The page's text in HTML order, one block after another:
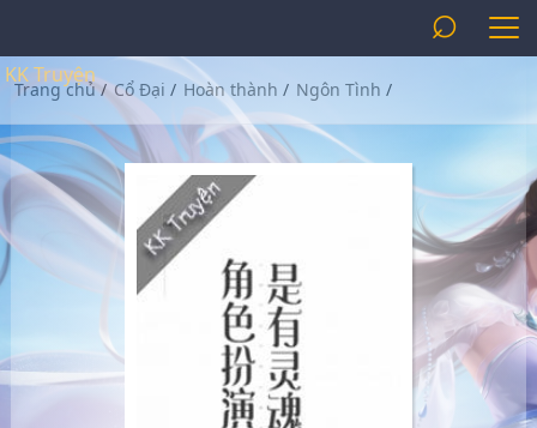
KK Truyện
⌕
Trang chủ/ Cổ Đại / Hoàn thành / Ngôn Tình /